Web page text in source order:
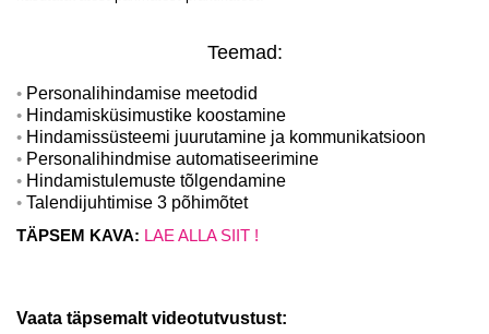
Teemad:
Personalihindamise meetodid
Hindamisküsimustike koostamine
Hindamissüsteemi juurutamine ja kommunikatsioon
Personalihindmise automatiseerimine
Hindamistulemuste tõlgendamine
Talendijuhtimise 3 põhimõtet
TÄPSEM KAVA: LAE ALLA SIIT !
Vaata täpsemalt videotutvustust: